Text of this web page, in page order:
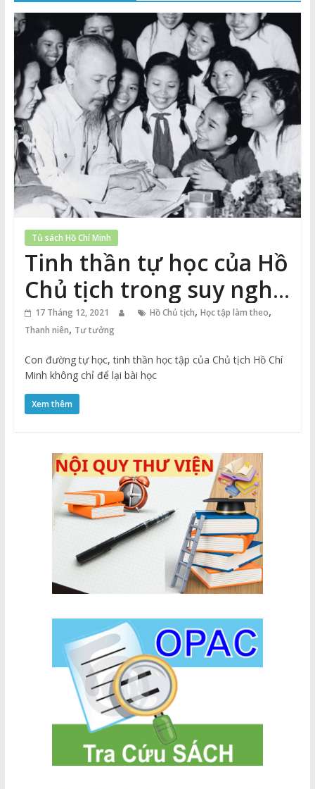
Thuận
Cổng
Tri
Thức
Tủ sách Hồ Chí Minh
Tinh thần tự học của Hồ
Chủ tịch trong suy nghĩ
của người trẻ
17 Tháng 12, 2021 Hồ Chủ tịch, Học tập làm theo,
Thanh niên, Tư tưởng
Con đường tự học, tinh thần học tập của Chủ tịch Hồ Chí
Minh không chỉ để lại bài học
Xem thêm